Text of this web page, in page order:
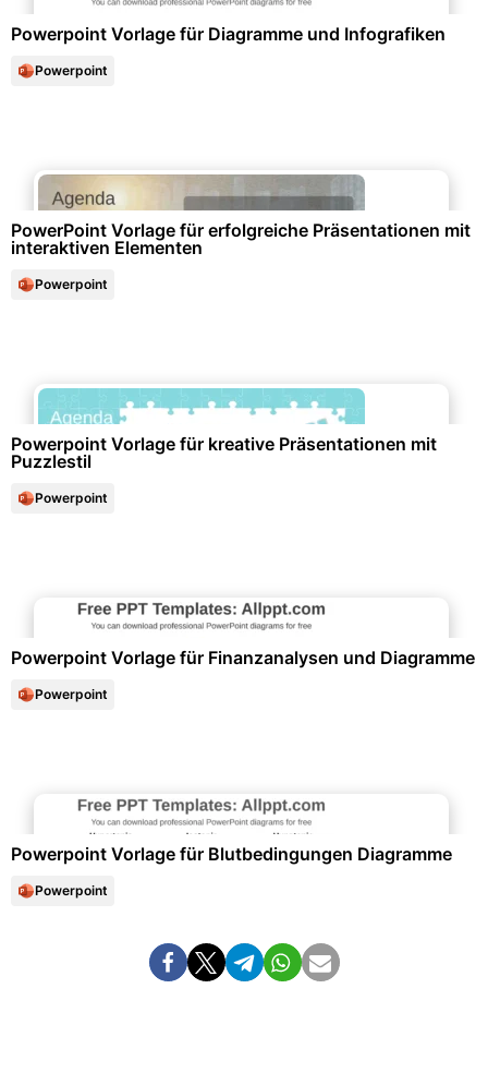
Powerpoint Vorlage für Diagramme und Infografiken
Powerpoint
PowerPoint Vorlage für erfolgreiche Präsentationen mit
interaktiven Elementen
Powerpoint
Powerpoint Vorlage für kreative Präsentationen mit
Puzzlestil
Powerpoint
Powerpoint Vorlage für Finanzanalysen und Diagramme
Powerpoint
Powerpoint Vorlage für Blutbedingungen Diagramme
Powerpoint